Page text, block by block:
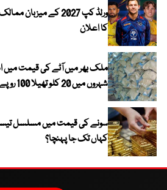
ورلڈ کپ 2027 کے
کا اعلان
ملک بھر میں آٹے کی قیمت میں
شہروں میں 20 کلو تھیلا 100 روپے تک مہنگا
سونے کی قیمت میں مسلسل
کہاں تک جا پہنچا؟